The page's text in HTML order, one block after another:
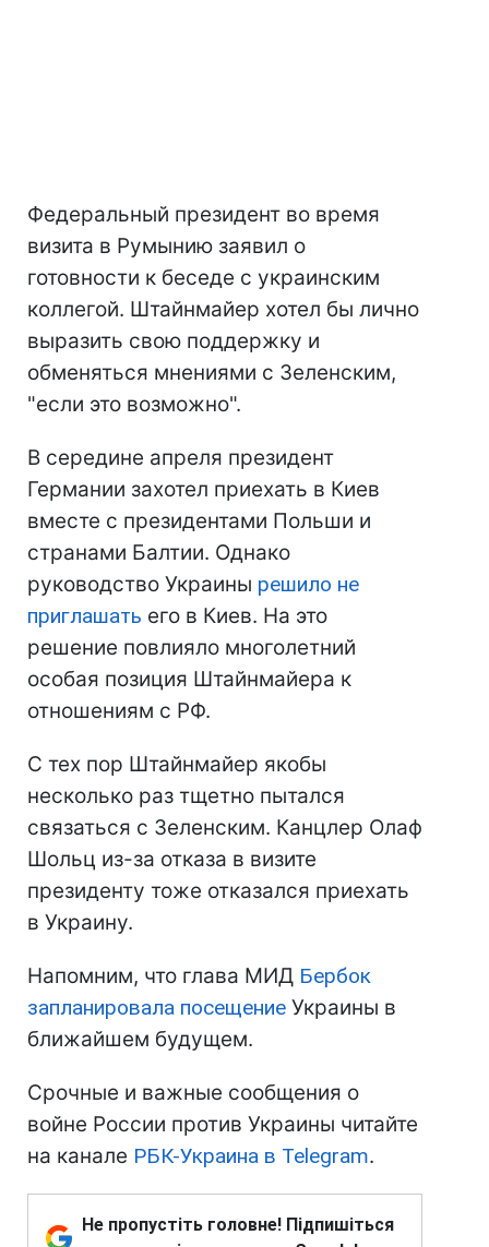
Федеральный президент во время
визита в Румынию заявил о
готовности к беседе с украинским
коллегой. Штайнмайер хотел бы лично
выразить свою поддержку и
обменяться мнениями с Зеленским,
"если это возможно".
В середине апреля президент
Германии захотел приехать в Киев
вместе с президентами Польши и
странами Балтии. Однако
руководство Украины решило не
приглашать его в Киев. На это
решение повлияло многолетний
особая позиция Штайнмайера к
отношениям с РФ.
С тех пор Штайнмайер якобы
несколько раз тщетно пытался
связаться с Зеленским. Канцлер Олаф
Шольц из-за отказа в визите
президенту тоже отказался приехать
в Украину.
Напомним, что глава МИД Бербок
запланировала посещение Украины в
ближайшем будущем.
Срочные и важные сообщения о
войне России против Украины читайте
на канале РБК-Украина в Telegram.
Не пропустіть головне! Підпишіться